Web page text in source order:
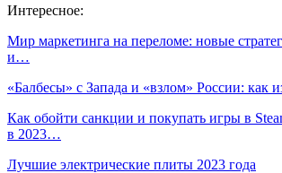
Интересное:
Мир маркетинга на переломе: новые
и…
«Балбесы» с Запада и «взлом» России: как
Как обойти санкции и покупать игры в
в 2023…
Лучшие электрические плиты 2023 года